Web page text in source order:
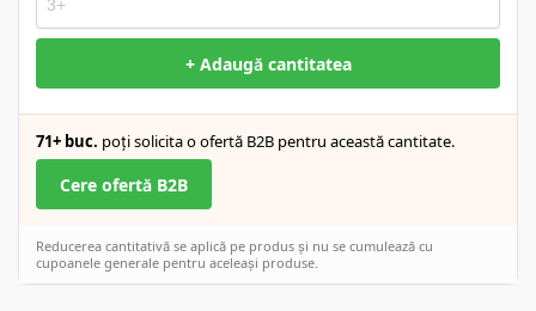
+ Adaugă cantitatea
71+ buc. poți solicita o ofertă B2B pentru această cantitate.
Cere ofertă B2B
Reducerea cantitativă se aplică pe produs și nu se cumulează cu
cupoanele generale pentru aceleași produse.